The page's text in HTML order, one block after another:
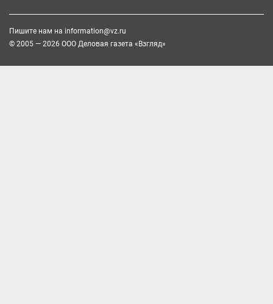
Пишите нам на information@vz.ru
© 2005 — 2026 ООО Деловая газета «Взгляд»